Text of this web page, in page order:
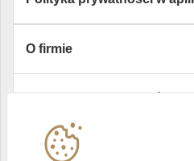
O firmie
Instytucje współpracujące